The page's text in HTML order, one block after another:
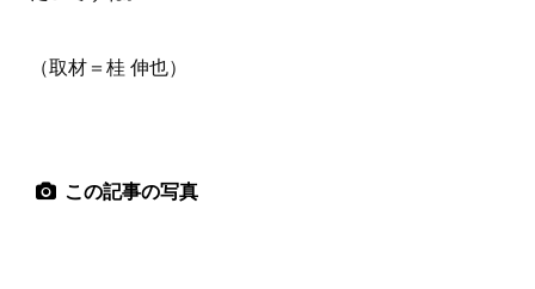
（取材＝桂 伸也）
この記事の写真